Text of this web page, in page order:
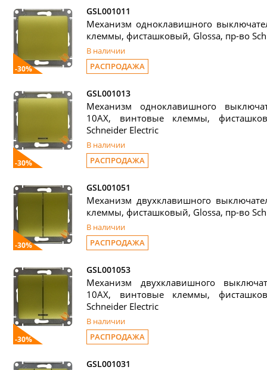
-30%
GSL001011
Механизм одноклавишного
клеммы, фисташковый, Glossa, пр-во
В наличии
РАСПРОДАЖА
-30%
GSL001013
Механизм одноклавишного
10АХ, винтовые клеммы,
Schneider Electric
В наличии
РАСПРОДАЖА
-30%
GSL001051
Механизм двухклавишного
клеммы, фисташковый, Glossa, пр-во
В наличии
РАСПРОДАЖА
-30%
GSL001053
Механизм двухклавишного
10АХ, винтовые клеммы,
Schneider Electric
В наличии
РАСПРОДАЖА
GSL001031